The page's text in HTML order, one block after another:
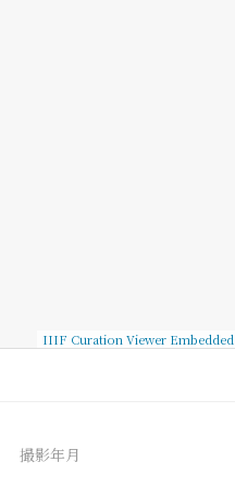
IIIF Curation Viewer Embedded
撮影年月